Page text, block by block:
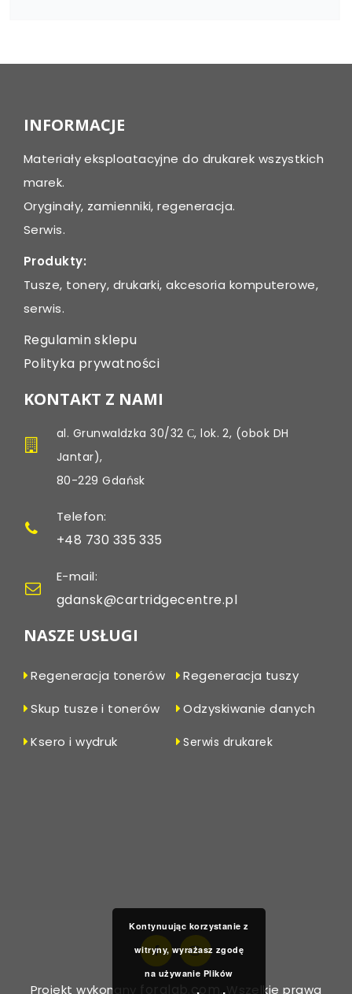
INFORMACJE
Materiały eksploatacyjne do drukarek wszystkich
marek.
Oryginały, zamienniki, regeneracja.
Serwis.
Produkty:
Tusze, tonery, drukarki, akcesoria komputerowe,
serwis.
Regulamin sklepu
Polityka prywatności
KONTAKT Z NAMI
al. Grunwaldzka 30/32 С, lok. 2, (obok DH
Jantar),
80-229 Gdańsk
Telefon:
+48 730 335 335
E-mail:
gdansk@cartridgecentre.pl
NASZE USŁUGI
Regeneracja tonerów
Regeneracja tuszy
Skup tusze i tonerów
Odzyskiwanie danych
Ksero i wydruk
Serwis drukarek
Projekt wykonany foralab.com, Wszelkie prawa
Kontynuując korzystanie z
witryny, wyrażasz zgodę
na używanie Plików